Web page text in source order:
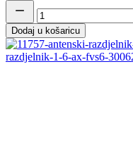
Dodaj u košaricu